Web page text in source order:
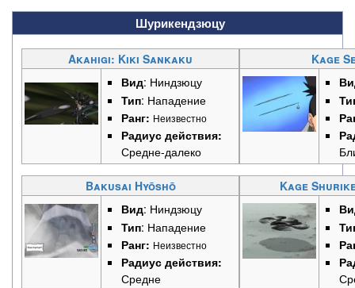
Шурикендзюцу
Akahigi: Kiki Sankaku
Вид: Ниндзюцу
Тип: Нападение
Ранг: Неизвестно
Радиус действия:
Средне-далеко
Bakusai Hyōshō
Вид: Ниндзюцу
Тип: Нападение
Ранг: Неизвестно
Радиус действия:
Средне
Kage
Kage